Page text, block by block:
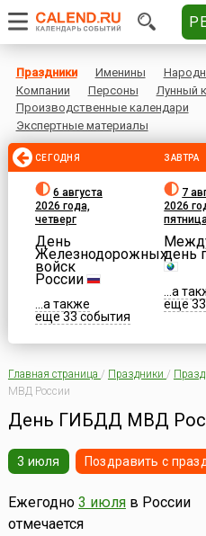
Праздники Именины
Компании
Персоны
Лунный
Производственные календари
Экспертные материалы
СЕГОДНЯ
6 августа
2026 года,
четверг
День
Железнодорожных
войск
России
...а также
еще 33 события
ЗАВТРА
7
2026
день
...а
еще
Главная страница / Праздники /
МВД России
День ГИБДД МВД
3 июля Поздравить с
Ежегодно 3 июляв России
отмечается